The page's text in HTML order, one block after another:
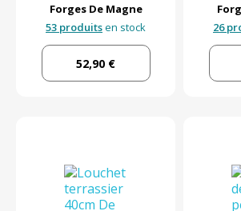
Forges De Magne
53 produitsen stock
52,90 €
26